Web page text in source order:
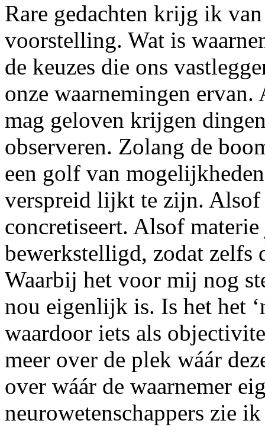
Rare gedachten krijg ik
voorstelling. Wat is
de keuzes die ons
onze waarnemingen
mag geloven krijgen
observeren. Zolang de
een golf van
verspreid lijkt te zijn. Alsof
concretiseert. Alsof
bewerkstelligd, zodat zelfs
Waarbij het voor mij nog
nou eigenlijk is. Is het het
waardoor iets als
meer over de plek wáár
over wáár de waarnemer
neurowetenschappers zie